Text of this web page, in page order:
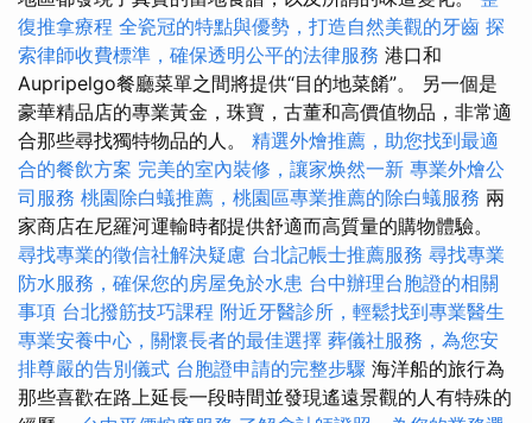
復推拿療程 全瓷冠的特點與優勢，打造自然美觀的牙齒 探
索律師收費標準，確保透明公平的法律服務 港口和
Aupripelgo餐廳菜單之間將提供“目的地菜餚”。 另一個是
豪華精品店的專業黃金，珠寶，古董和高價值物品，非常適
合那些尋找獨特物品的人。 精選外燴推薦，助您找到最適
合的餐飲方案 完美的室內裝修，讓家焕然一新 專業外燴公
司服務 桃園除白蟻推薦，桃園區專業推薦的除白蟻服務 兩
家商店在尼羅河運輸時都提供舒適而高質量的購物體驗。
尋找專業的徵信社解決疑慮 台北記帳士推薦服務 尋找專業
防水服務，確保您的房屋免於水患 台中辦理台胞證的相關
事項 台北撥筋技巧課程 附近牙醫診所，輕鬆找到專業醫生
專業安養中心，關懷長者的最佳選擇 葬儀社服務，為您安
排尊嚴的告別儀式 台胞證申請的完整步驟 海洋船的旅行為
那些喜歡在路上延長一段時間並發現遙遠景觀的人有特殊的